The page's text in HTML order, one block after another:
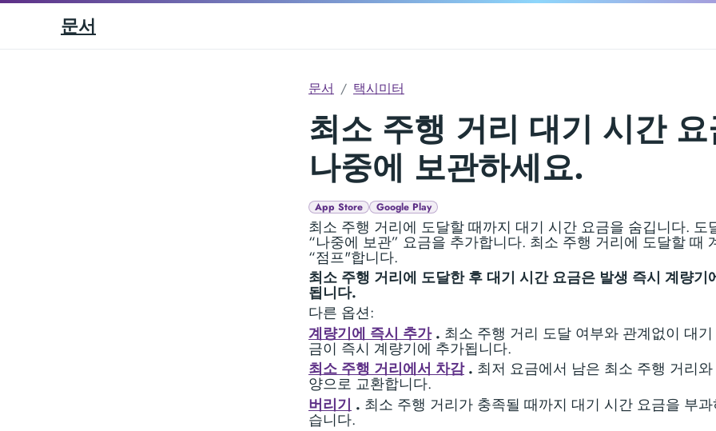
문서
문서 택시미터
최소 주행 거리 대기 시간
나중에 보관하세요.
App Store Google Play
최소 주행 거리에 도달할 때까지 대기 시간 요금을 숨깁니다. 도
“나중에 보관” 요금을 추가합니다. 최소 주행 거리에 도달할 때
“점프"합니다.
최소 주행 거리에 도달한 후 대기 시간 요금은 발생 즉시 계량기
됩니다.
다른 옵션:
계량기에 즉시 추가. 최소 주행 거리 도달 여부와 관계없이 대
금이 즉시 계량기에 추가됩니다.
최소 주행 거리에서 차감. 최저 요금에서 남은 최소 주행 거리
양으로 교환합니다.
버리기 . 최소 주행 거리가 충족될 때까지 대기 시간 요금을 부
습니다.